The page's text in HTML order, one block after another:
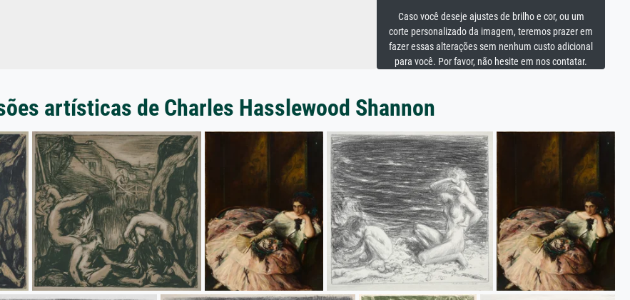
Caso você deseje ajustes de brilho e cor, ou um
corte personalizado da imagem, teremos prazer em
fazer essas alterações sem nenhum custo adicional
para você. Por favor, não hesite em nos contatar.
artísticas de Charles Hasslewood Shannon